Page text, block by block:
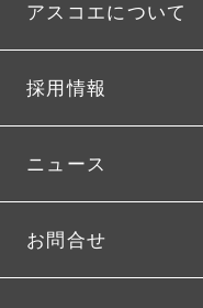
アスコエについて
採用情報
ニュース
お問合せ